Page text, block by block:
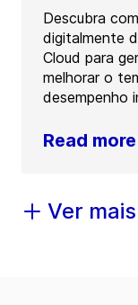
Descubra
digitalmente
Cloud para
melhorar o
desempenho
Read more
Ver mais